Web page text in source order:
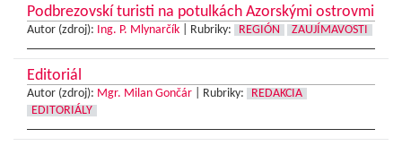
Podbrezovskí turisti na potulkách Azorskými ostrovmi
Autor (zdroj): Ing. P. Mlynarčík Rubriky: REGIÓN ZAUJÍMAVOSTI
Editoriál
Autor (zdroj): Mgr. Milan Gončár Rubriky:
REDAKCIA
EDITORIÁLY